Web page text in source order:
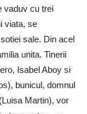
vaduv cu trei
viata, se
sale. Din acel
unita. Tinerii
Isabel Aboy si
bunicul, domnul
Martin), vor